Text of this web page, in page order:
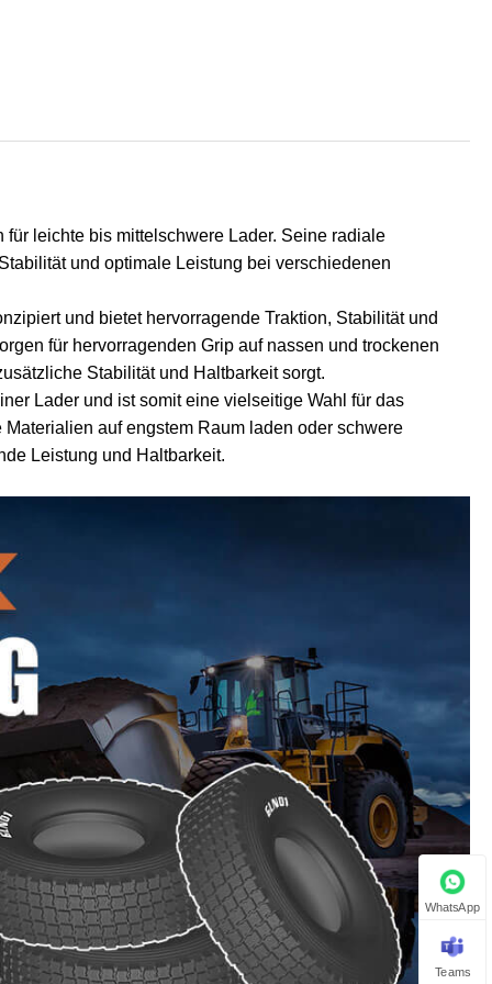
leichte bis mittelschwere Lader. Seine radiale
und optimale Leistung bei verschiedenen
und bietet hervorragende Traktion, Stabilität und
für hervorragenden Grip auf nassen und trockenen
Stabilität und Haltbarkeit sorgt.
Lader und ist somit eine vielseitige Wahl für das
auf engstem Raum laden oder schwere
Leistung und Haltbarkeit.
WhatsApp
Teams